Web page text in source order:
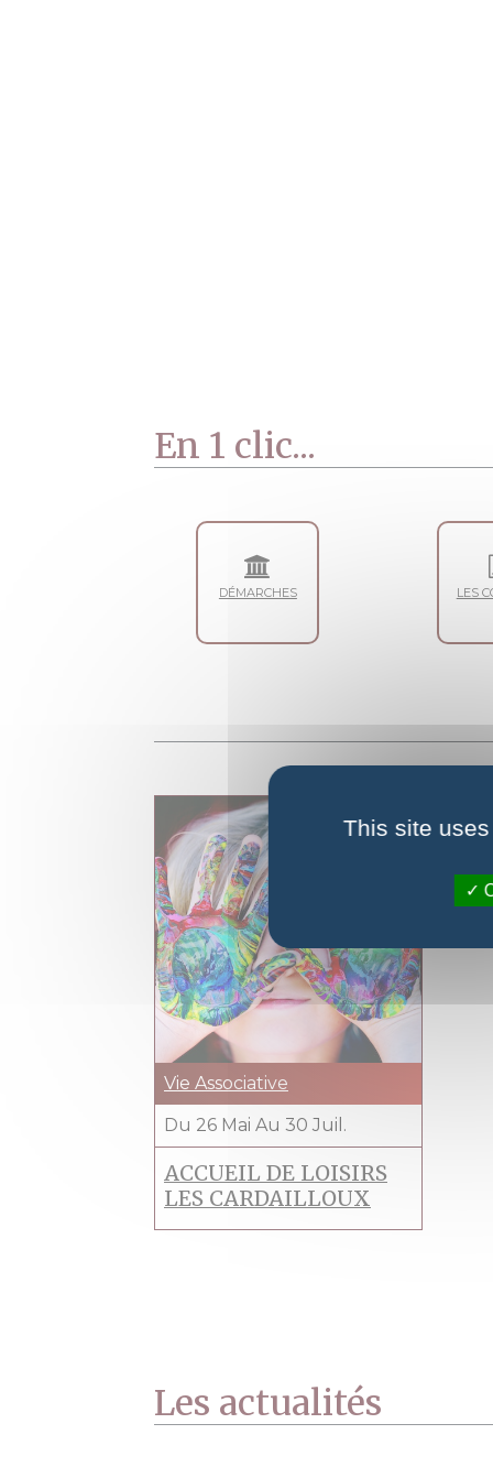
En 1 clic...
Démarches Les
Vie Associative
Du 26 Mai Au 30 Juil.
ACCUEIL DE LOISIRS
LES CARDAILLOUX
Les actualités
This site